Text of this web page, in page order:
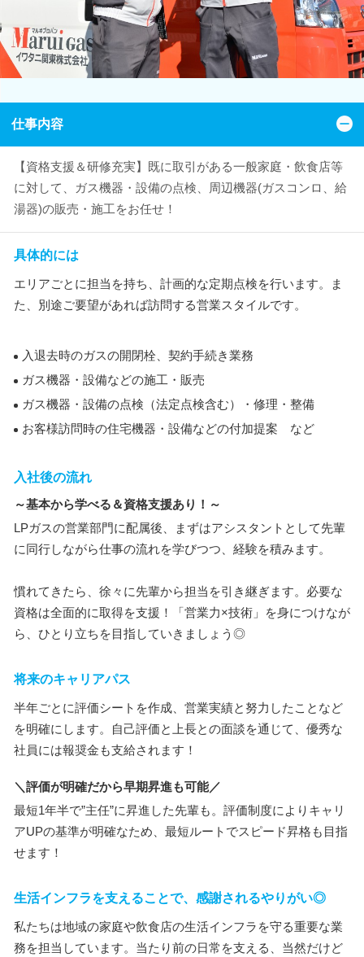
仕事内容
【資格支援＆研修充実】既に取引がある一般家庭・飲食店等
に対して、ガス機器・設備の点検、周辺機器(ガスコンロ、給
湯器)の販売・施工をお任せ！
具体的には
エリアごとに担当を持ち、計画的な定期点検を行います。ま
た、別途ご要望があれば訪問する営業スタイルです。
入退去時のガスの開閉栓、契約手続き業務
ガス機器・設備などの施工・販売
ガス機器・設備の点検（法定点検含む）・修理・整備
お客様訪問時の住宅機器・設備などの付加提案 など
入社後の流れ
～基本から学べる＆資格支援あり！～
LPガスの営業部門に配属後、まずはアシスタントとして先輩
に同行しながら仕事の流れを学びつつ、経験を積みます。
慣れてきたら、徐々に先輩から担当を引き継ぎます。必要な
資格は全面的に取得を支援！「営業力×技術」を身につけなが
ら、ひとり立ちを目指していきましょう◎
将来のキャリアパス
半年ごとに評価シートを作成、営業実績と努力したことなど
を明確にします。自己評価と上長との面談を通じて、優秀な
社員には報奨金も支給されます！
＼評価が明確だから早期昇進も可能／
最短1年半で”主任”に昇進した先輩も。評価制度によりキャリ
アUPの基準が明確なため、最短ルートでスピード昇格も目指
せます！
生活インフラを支えることで、感謝されるやりがい◎
私たちは地域の家庭や飲食店の生活インフラを守る重要な業
務を担当しています。当たり前の日常を支える、当然だけど